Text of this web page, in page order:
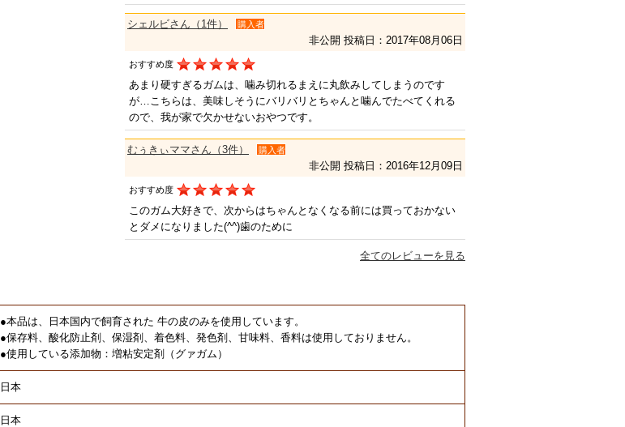
シェルビさん（1件） 購入者
非公開 投稿日：2017年08月06日
おすすめ度
あまり硬すぎるガムは、噛み切れるまえに丸飲みしてしまうのです
が…こちらは、美味しそうにバリバリとちゃんと噛んでたべてくれる
ので、我が家で欠かせないおやつです。
むぅきぃママさん（3件） 購入者
非公開 投稿日：2016年12月09日
おすすめ度
このガム大好きで、次からはちゃんとなくなる前には買っておかない
とダメになりました(^^)歯のために
全てのレビューを見る
●本品は、日本国内で飼育された 牛の皮のみを使用しています。
●保存料、酸化防止剤、保湿剤、着色料、発色剤、甘味料、香料は使用しておりません。
●使用している添加物：増粘安定剤（グァガム）
日本
日本